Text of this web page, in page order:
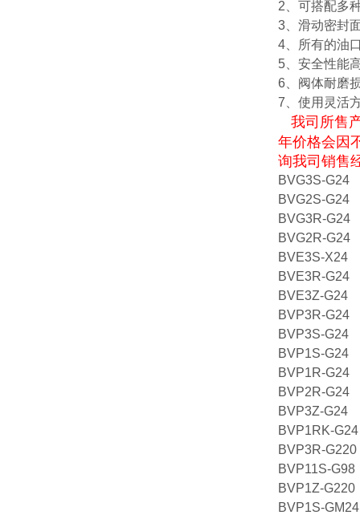
2、可搭配多
3、滑动密封
4、所有的油
5、安全性能
6、阀体耐磨
7、使用灵活
我司所售
年价格会因
询我司销售
BVG3S-G24
BVG2S-G24
BVG3R-G24
BVG2R-G24
BVE3S-X24
BVE3R-G24
BVE3Z-G24
BVP3R-G24
BVP3S-G24
BVP1S-G24
BVP1R-G24
BVP2R-G24
BVP3Z-G24
BVP1RK-
BVP3R-G220
BVP11S-G98
BVP1Z-G220
BVP1S-